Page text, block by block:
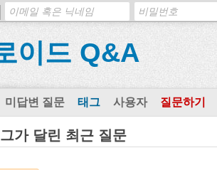
이드 Q&A
미답변 질문 태그 사용자 질문하기
가 달린 최근 질문